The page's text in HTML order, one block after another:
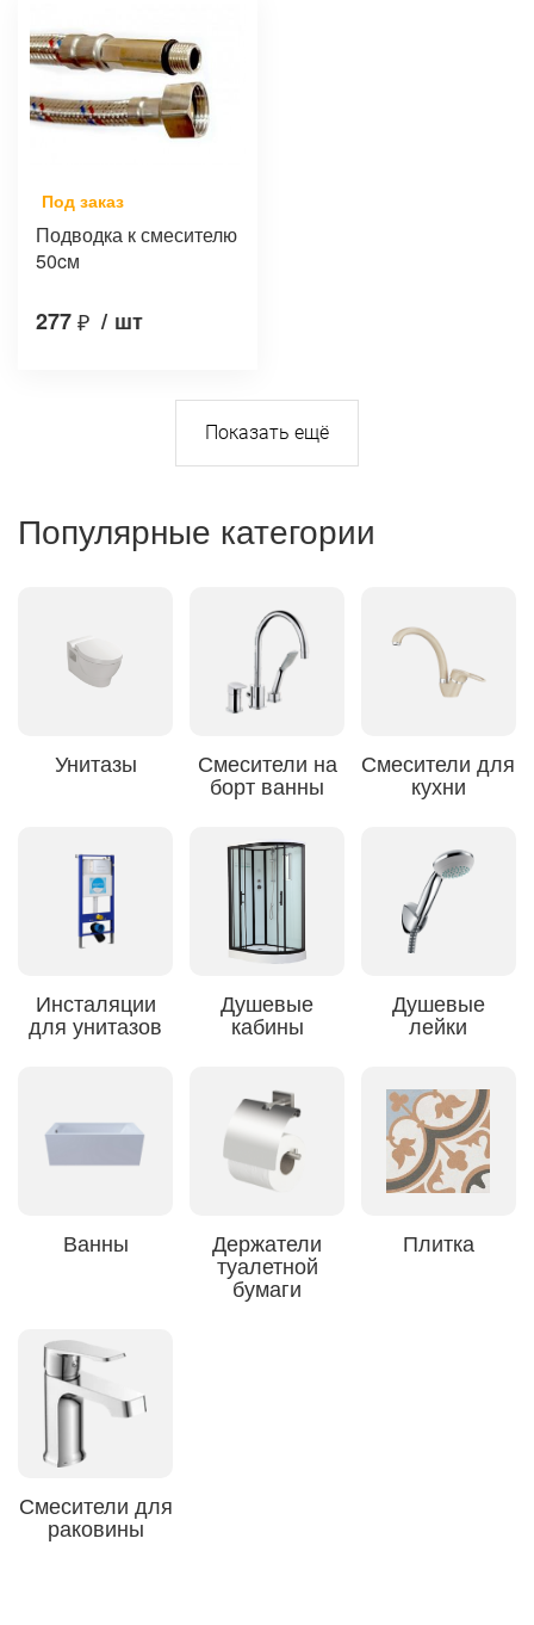
Под заказ
Подводка к смесителю
50cм
277₽ / шт
Популярные категории
Унитазы Смесители на
борт ванны
Смесители для
кухни
Инсталяции
для унитазов
Душевые
кабины
Душевые
лейки
Ванны Держатели
туалетной
бумаги
Плитка
Смесители для
раковины